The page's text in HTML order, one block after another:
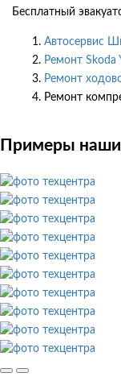
Бесплатный
Автосервис
Ремонт Skoda
Ремонт
Ремонт
Примеры